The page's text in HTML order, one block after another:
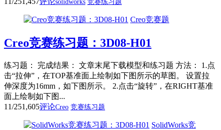
solidworks 竞赛练习题
Creo竞赛题
Creo竞赛练习题：3D08-H01
练习题： 完成结果： 文章末尾下载模型和练习题 方法： 1.点
击“拉伸”，在TOP基准面上绘制如下图所示的草图。 设置拉
伸深度为16mm，如下图所示。 2.点击“旋转”，在RIGHT基准
面上绘制如下图...
11/251,605评论Creo 竞赛练习题
SolidWorks竞